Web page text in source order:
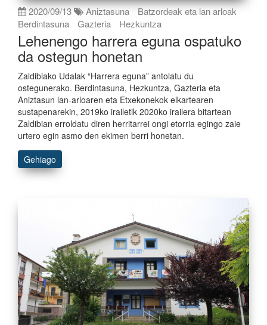
2020/09/13 Aniztasuna
Batzordeak eta lan arloak
Berdintasuna
Gazteria Hezkuntza
Lehenengo harrera eguna ospatuko
da ostegun honetan
Zaldibiako Udalak “Harrera eguna” antolatu du
ostegunerako. Berdintasuna, Hezkuntza, Gazteria eta
Aniztasun lan-arloaren eta Etxekonekok elkartearen
sustapenarekin, 2019ko irailetik 2020ko irailera bitartean
Zaldibian erroldatu diren herritarrei ongi etorria egingo zaie
urtero egin asmo den ekimen berri honetan.
Gehiago